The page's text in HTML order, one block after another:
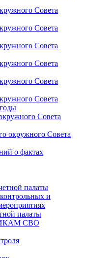
Совета
Совета
Совета
Совета
Совета
Совета
Совета
окружного Совета
о фактах
палаты
и
палаты
СВО